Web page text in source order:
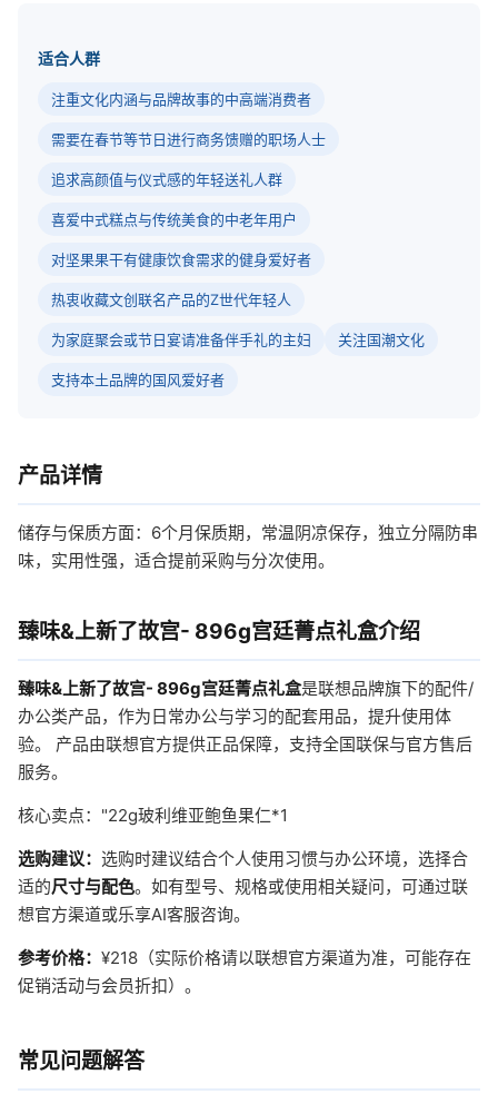
适合人群
注重文化内涵与品牌故事的中高端消费者
需要在春节等节日进行商务馈赠的职场人士
追求高颜值与仪式感的年轻送礼人群
喜爱中式糕点与传统美食的中老年用户
对坚果果干有健康饮食需求的健身爱好者
热衷收藏文创联名产品的Z世代年轻人
为家庭聚会或节日宴请准备伴手礼的主妇 关注国潮文化
支持本土品牌的国风爱好者
产品详情
储存与保质方面：6个月保质期，常温阴凉保存，独立分隔防串
味，实用性强，适合提前采购与分次使用。
臻味&上新了故宫- 896g宫廷菁点礼盒介绍
臻味&上新了故宫- 896g宫廷菁点礼盒是联想品牌旗下的配件/
办公类产品，作为日常办公与学习的配套用品，提升使用体
验。 产品由联想官方提供正品保障，支持全国联保与官方售后
服务。
核心卖点："22g玻利维亚鲍鱼果仁*1
选购建议： 选购时建议结合个人使用习惯与办公环境，选择合
适的尺寸与配色。如有型号、规格或使用相关疑问，可通过联
想官方渠道或乐享AI客服咨询。
参考价格： ¥218（实际价格请以联想官方渠道为准，可能存在
促销活动与会员折扣）。
常见问题解答